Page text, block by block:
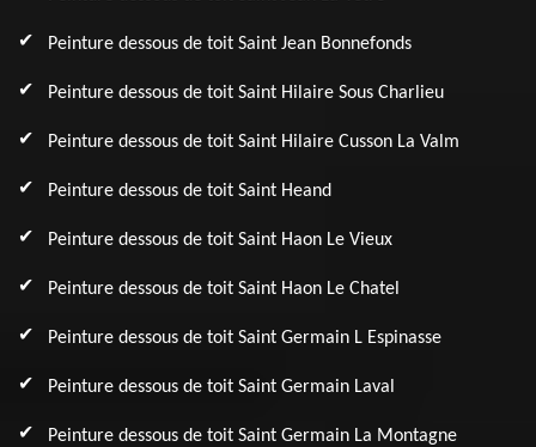
Peinture dessous de toit Saint Jean Bonnefonds
Peinture dessous de toit Saint Hilaire Sous Charlieu
Peinture dessous de toit Saint Hilaire Cusson La Valm
Peinture dessous de toit Saint Heand
Peinture dessous de toit Saint Haon Le Vieux
Peinture dessous de toit Saint Haon Le Chatel
Peinture dessous de toit Saint Germain L Espinasse
Peinture dessous de toit Saint Germain Laval
Peinture dessous de toit Saint Germain La Montagne